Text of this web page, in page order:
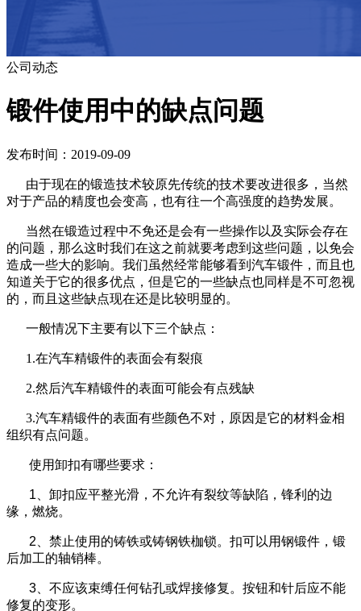
公司动态
锻件使用中的缺点问题
发布时间：2019-09-09
由于现在的锻造技术较原先传统的技术要改进很多，当然
对于产品的精度也会变高，也有往一个高强度的趋势发展。
当然在锻造过程中不免还是会有一些操作以及实际会存在
的问题，那么这时我们在这之前就要考虑到这些问题，以免会
造成一些大的影响。我们虽然经常能够看到汽车锻件，而且也
知道关于它的很多优点，但是它的一些缺点也同样是不可忽视
的，而且这些缺点现在还是比较明显的。
一般情况下主要有以下三个缺点：
1.在汽车精锻件的表面会有裂痕
2.然后汽车精锻件的表面可能会有点残缺
3.汽车精锻件的表面有些颜色不对，原因是它的材料金相
组织有点问题。
使用卸扣有哪些要求：
1、卸扣应平整光滑，不允许有裂纹等缺陷，锋利的边
缘，燃烧。
2、禁止使用的铸铁或铸钢铁枷锁。扣可以用钢锻件，锻
后加工的轴销棒。
3、不应该束缚任何钻孔或焊接修复。按钮和针后应不能
修复的变形。